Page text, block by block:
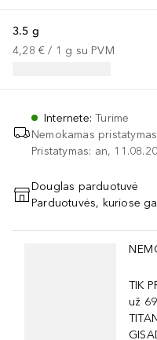
3.5 g
4,28 € / 1 g su PVM
Internete:Turime
Nemokamas pristatymas
Pristatymas: an,
Douglas parduotuvė
Parduotuvės, kuriose
Praleisti slankiklį
TIK
už